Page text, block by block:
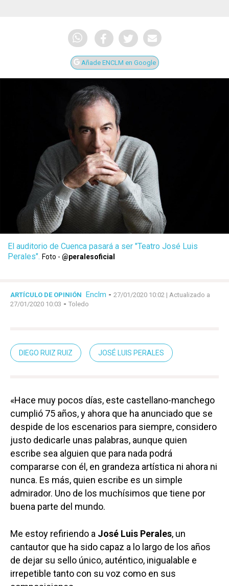
Añade ENCLM en Google
El auditorio de Cuenca pasará a ser "Teatro José Luis
Perales". Foto - @peralesoficial
ARTÍCULO DE OPINIÓN Enclm - 27/01/2020 10:02 | Actualizado a
27/01/2020 10:03 - Toledo
DIEGO RUIZ RUIZ JOSÉ LUIS PERALES
«Hace muy pocos días, este castellano-manchego
cumplió 75 años, y ahora que ha anunciado que se
despide de los escenarios para siempre, considero
justo dedicarle unas palabras, aunque quien
escribe sea alguien que para nada podrá
compararse con él, en grandeza artística ni ahora ni
nunca. Es más, quien escribe es un simple
admirador. Uno de los muchísimos que tiene por
buena parte del mundo.
Me estoy refiriendo a José Luis Perales, un
cantautor que ha sido capaz a lo largo de los años
de dejar su sello único, auténtico, inigualable e
irrepetible tanto con su voz como en sus